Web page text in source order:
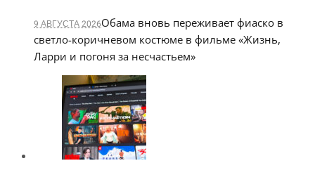
9 АВГУСТА 2026Обама вновь переживает фиаско в
светло-коричневом костюме в фильме «Жизнь,
Ларри и погоня за несчастьем»